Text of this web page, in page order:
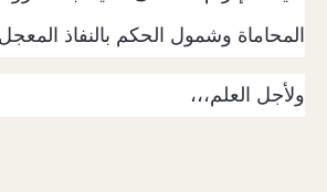
المحاماة وشمول الحكم بالنفاذ المعجل
ولأجل العلم،،،